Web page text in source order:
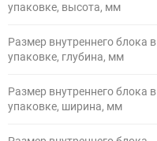
упаковке, высота, мм
Размер внутреннего блока в
упаковке, глубина, мм
Размер внутреннего блока в
упаковке, ширина, мм